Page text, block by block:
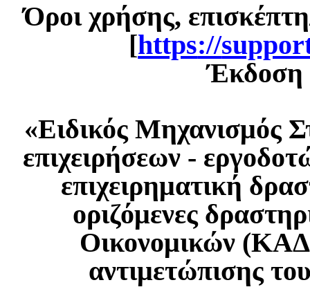
Όροι χρήσης,
[https://
Έκδοση
«Ειδικός Μηχανισμός
επιχειρήσεων -
επιχειρηματική
οριζόμενες
Οικονομικών
αντιμετώπισης